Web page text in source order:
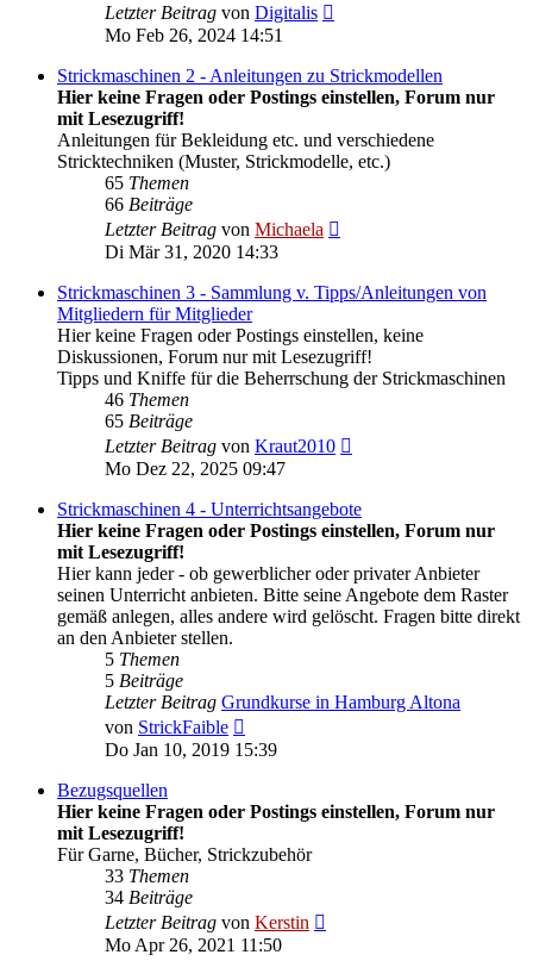
Letzter Beitrag von Digitalis
Mo Feb 26, 2024 14:51
Strickmaschinen 2 - Anleitungen zu Strickmodellen
Hier keine Fragen oder Postings einstellen, Forum nur
mit Lesezugriff!
Anleitungen für Bekleidung etc. und verschiedene
Stricktechniken (Muster, Strickmodelle, etc.)
65 Themen
66 Beiträge
Letzter Beitrag von Michaela
Di Mär 31, 2020 14:33
Strickmaschinen 3 - Sammlung v. Tipps/Anleitungen von
Mitgliedern für Mitglieder
Hier keine Fragen oder Postings einstellen, keine
Diskussionen, Forum nur mit Lesezugriff!
Tipps und Kniffe für die Beherrschung der Strickmaschinen
46 Themen
65 Beiträge
Letzter Beitrag von Kraut2010
Mo Dez 22, 2025 09:47
Strickmaschinen 4 - Unterrichtsangebote
Hier keine Fragen oder Postings einstellen, Forum nur
mit Lesezugriff!
Hier kann jeder - ob gewerblicher oder privater Anbieter
seinen Unterricht anbieten. Bitte seine Angebote dem Raster
gemäß anlegen, alles andere wird gelöscht. Fragen bitte direkt
an den Anbieter stellen.
5 Themen
5 Beiträge
Letzter Beitrag Grundkurse in Hamburg Altona
von StrickFaible
Beitrag
Do Jan 10, 2019 15:39
Bezugsquellen
Hier keine Fragen oder Postings einstellen, Forum nur
mit Lesezugriff!
Für Garne, Bücher, Strickzubehör
33 Themen
34 Beiträge
Letzter Beitrag von Kerstin
Mo Apr 26, 2021 11:50